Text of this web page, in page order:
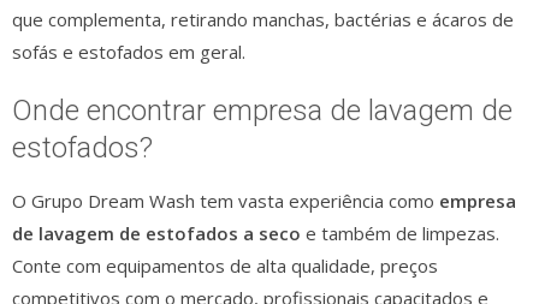
que complementa, retirando manchas, bactérias e ácaros de
sofás e estofados em geral.
Onde encontrar empresa de lavagem de
estofados?
O Grupo Dream Wash tem vasta experiência como empresa
de lavagem de estofados a seco e também de limpezas.
Conte com equipamentos de alta qualidade, preços
competitivos com o mercado, profissionais capacitados e